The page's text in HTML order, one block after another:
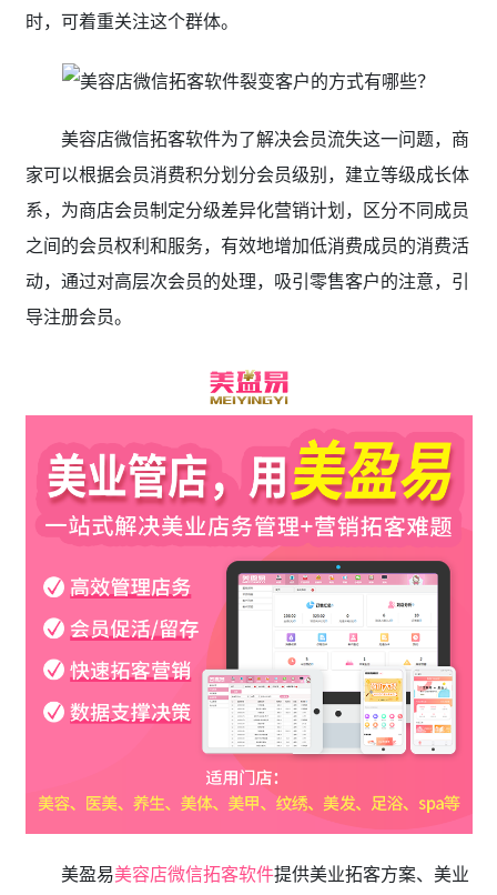
时，可着重关注这个群体。
美容店微信拓客软件为了解决会员流失这一问题，商
家可以根据会员消费积分划分会员级别，建立等级成长体
系，为商店会员制定分级差异化营销计划，区分不同成员
之间的会员权利和服务，有效地增加低消费成员的消费活
动，通过对高层次会员的处理，吸引零售客户的注意，引
导注册会员。
美盈易美容店微信拓客软件提供美业拓客方案、美业